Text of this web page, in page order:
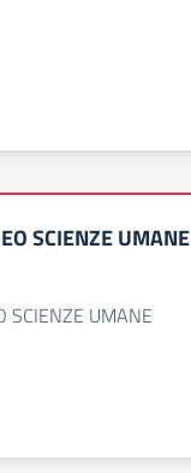
SCIENZE UMANE
SCIENZE UMANE